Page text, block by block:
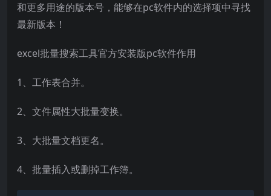
和更多用途的版本号，能够在pc软件内的选择项中寻找
最新版本！
excel批量搜索工具官方安装版pc软件作用
1、工作表合并。
2、文件属性大批量变换。
3、大批量文档更名。
4、批量插入或删掉工作簿。